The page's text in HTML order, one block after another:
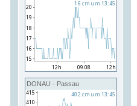
DONAU - Passau